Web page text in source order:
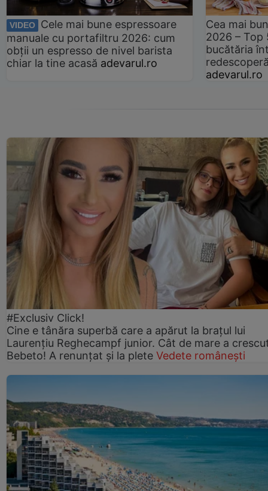
VIDEO
Cele mai bune espressoare
manuale cu portafiltru 2026: cum
obții un espresso de nivel barista
chiar la tine acasă adevarul.ro
Cea mai
2026 –
bucătăria
adevarul.ro
#Exclusiv Click!
Cine e tânăra superbă care a apărut la brațul lui
Laurențiu Reghecampf junior. Cât de mare a
Bebeto! A renunțat și la plete Vedete românești